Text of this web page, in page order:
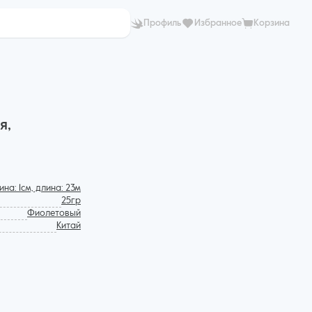
Профиль Избранное Корзина
1см, длина: 23м
25гр
Фиолетовый
Китай